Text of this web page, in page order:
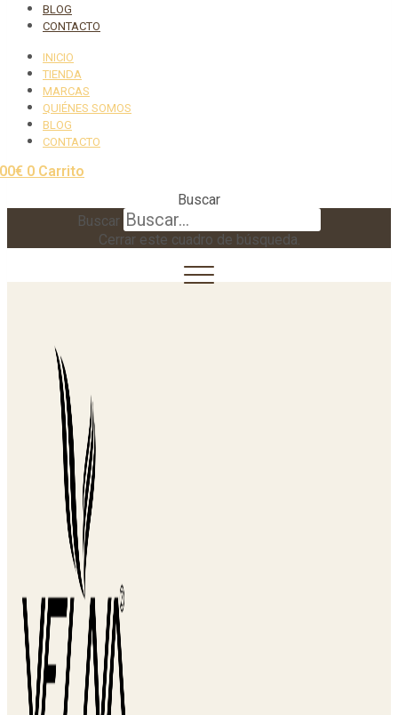
BLOG
CONTACTO
INICIO
TIENDA
MARCAS
QUIÉNES SOMOS
BLOG
CONTACTO
€ 0 Carrito
Buscar
Buscar
Cerrar este cuadro de búsqueda.